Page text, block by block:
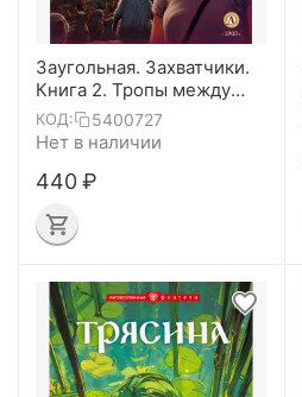
Заугольная. Захватчики.
Книга 2. Тропы между
мирами (автограф)
КОД: 5400727
Нет в наличии
‍440‍₽